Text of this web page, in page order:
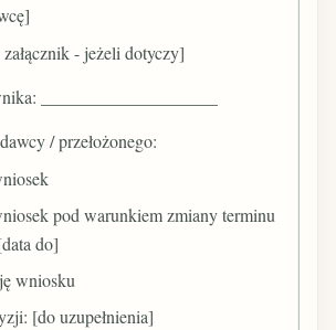
- jeżeli dotyczy]
____________________
/ przełożonego:
pod warunkiem zmiany terminu
do]
wniosku
[do uzupełnienia]